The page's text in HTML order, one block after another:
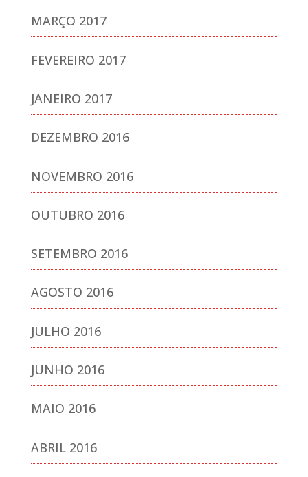
MARÇO 2017
FEVEREIRO 2017
JANEIRO 2017
DEZEMBRO 2016
NOVEMBRO 2016
OUTUBRO 2016
SETEMBRO 2016
AGOSTO 2016
JULHO 2016
JUNHO 2016
MAIO 2016
ABRIL 2016